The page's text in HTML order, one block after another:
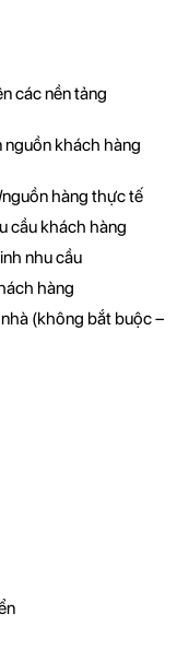
các nền tảng
nguồn khách hàng
hàng thực tế
cầu khách hàng
nhu cầu
hàng
(không bắt buộc –